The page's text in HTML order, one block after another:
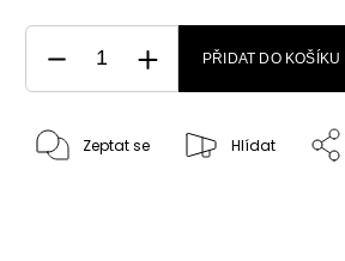
PŘIDAT DO KOŠÍKU
Zeptat se Hlídat